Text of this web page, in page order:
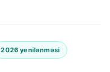
2026 yenilənməsi